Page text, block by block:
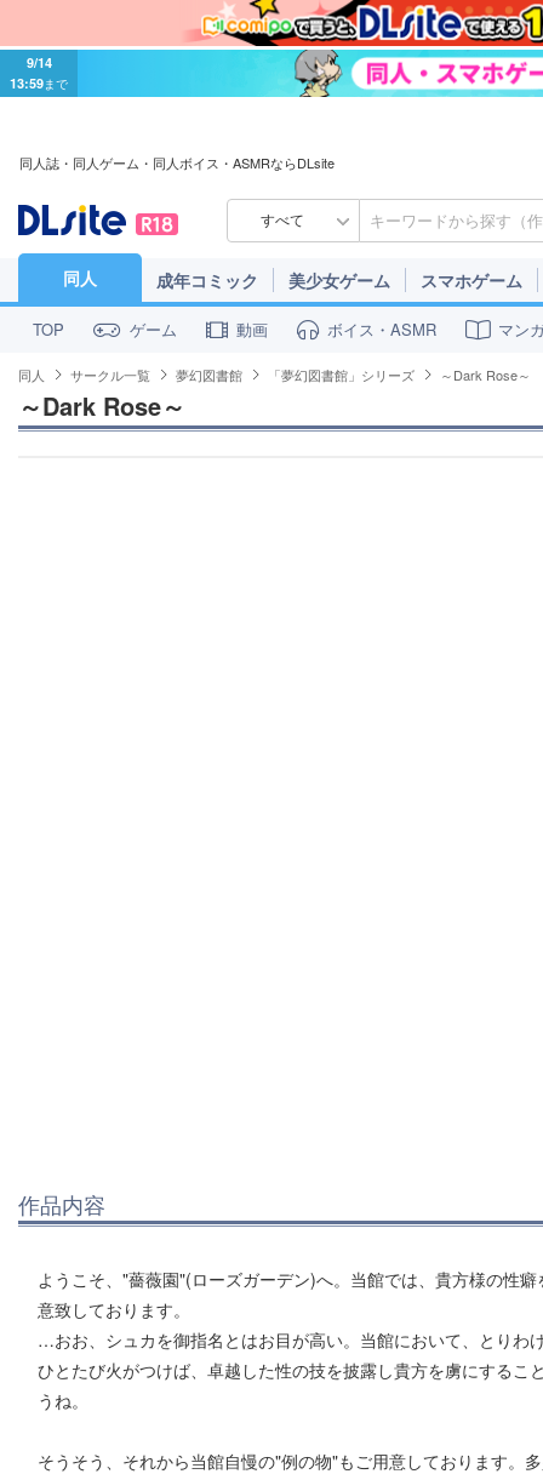
9/14
13:59まで
同人誌・同人ゲーム・同人ボイス・ASMRならDLsite
すべて
同人 成年コミック 美少女ゲーム スマホゲーム
TOP ゲーム 動画 ボイス・ASMR マン
同人 サークル一覧 夢幻図書館 「夢幻図書館」シリーズ ～Dark Rose～
～Dark Rose～
作品内容
ようこそ、"薔薇園"(ローズガーデン)へ。当館では、貴方様の性
意致しております。
…おお、シュカを御指名とはお目が高い。当館において、とりわ
ひとたび火がつけば、卓越した性の技を披露し貴方を虜にするこ
うね。
そうそう、それから当館自慢の"例の物"もご用意しております。